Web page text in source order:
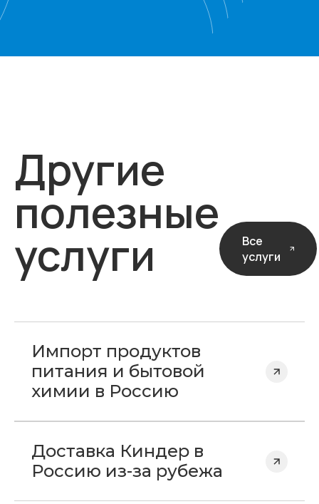
Другие
полезные
услуги
Все
услуги
Импорт продуктов
питания и бытовой
химии в Россию
Доставка Киндер в
Россию из-за рубежа